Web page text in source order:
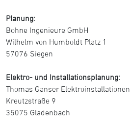
Planung:
Bohne Ingenieure GmbH
Wilhelm von Humboldt Platz 1
57076 Siegen
Elektro- und Installationsplanung:
Thomas Ganser Elektroinstallationen
Kreutzstraße 9
35075 Gladenbach